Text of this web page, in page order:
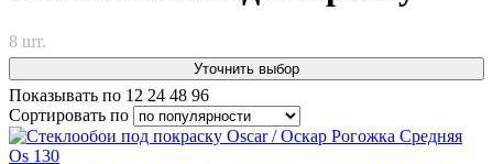
8 шт.
Уточнить выбор
Показывать по 12 24 48 96
Сортировать по